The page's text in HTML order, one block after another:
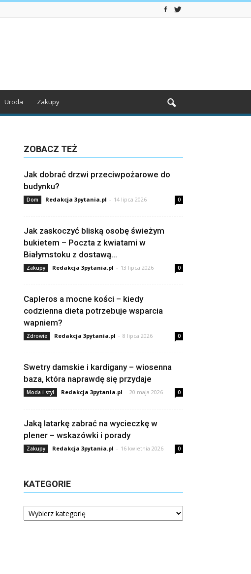
Uroda Zakupy
ZOBACZ TEŻ
Jak dobrać drzwi przeciwpożarowe do
budynku?
Dom Redakcja 3pytania.pl - 14 lipca 2026 0
Jak zaskoczyć bliską osobę świeżym
bukietem – Poczta z kwiatami w
Białymstoku z dostawą...
Zakupy Redakcja 3pytania.pl - 13 lipca 2026 0
Capleros a mocne kości – kiedy
codzienna dieta potrzebuje wsparcia
wapniem?
Zdrowie Redakcja 3pytania.pl - 8 lipca 2026 0
Swetry damskie i kardigany – wiosenna
baza, która naprawdę się przydaje
Moda i styl Redakcja 3pytania.pl - 20 maja 2026 0
Jaką latarkę zabrać na wycieczkę w
plener – wskazówki i porady
Zakupy Redakcja 3pytania.pl - 16 kwietnia 2026 0
KATEGORIE
Kategorie